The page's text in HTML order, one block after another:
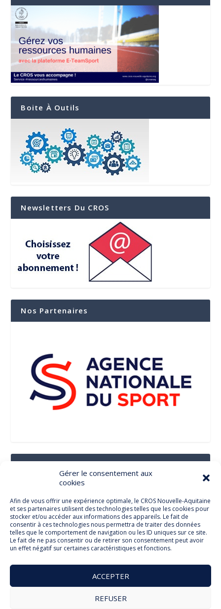
Gérer le consentement aux
cookies
Afin de vous offrir une expérience optimale, le CROS Nouvelle-Aquitaine
et ses partenaires utilisent des technologies telles que les cookies pour
stocker et/ou accéder aux informations des appareils. Le fait de
consentir à ces technologies nous permettra de traiter des données
telles que le comportement de navigation ou les ID uniques sur ce site.
Le fait de ne pas consentir ou de retirer son consentement peut avoir
un effet négatif sur certaines caractéristiques et fonctions.
ACCEPTER
REFUSER
Boite À Outils
Newsletters Du CROS
Nos Partenaires
Facebook